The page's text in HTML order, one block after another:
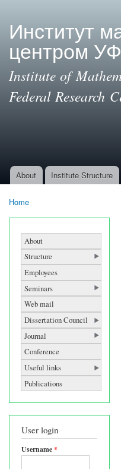
Институт
центром
Institute of
Federal Research
Main menu
About Institute Structure
Home
About
Structure
Employees
Seminars
Web mail
Dissertation Council
Journal
Conference
Useful links
Publications
User login
Username*